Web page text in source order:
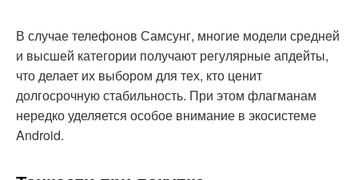
В случае телефонов Самсунг, многие модели средней
и высшей категории получают регулярные апдейты,
что делает их выбором для тех, кто ценит
долгосрочную стабильность. При этом флагманам
нередко уделяется особое внимание в экосистеме
Android.